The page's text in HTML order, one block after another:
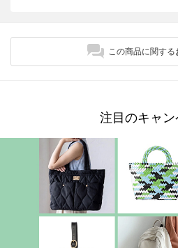
この商品に関す
注目のキャン